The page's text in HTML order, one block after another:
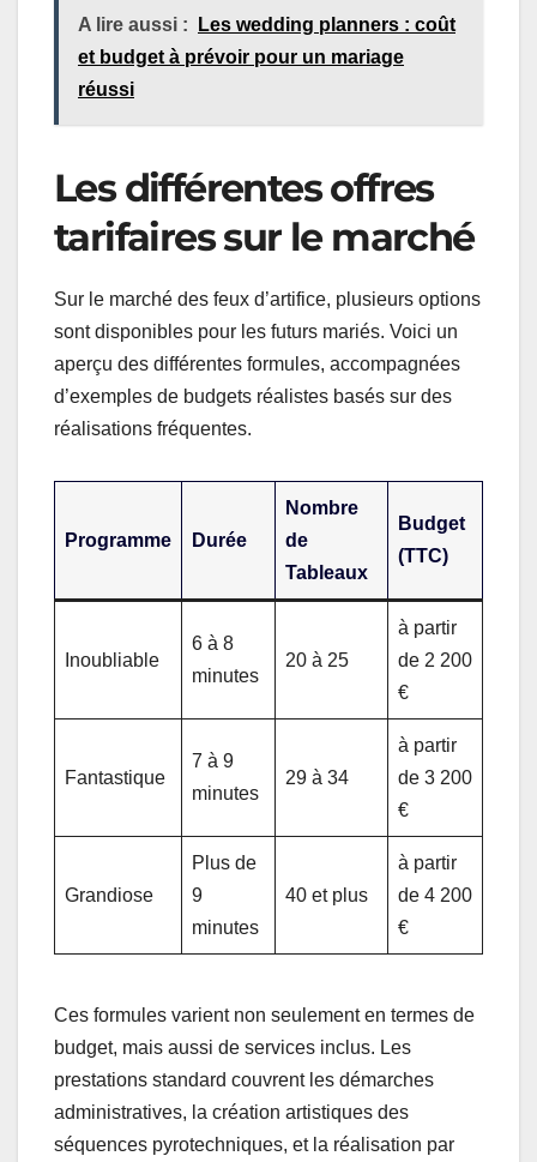
A lire aussi :
Les wedding planners : coût
et budget à prévoir pour un mariage
réussi
Les différentes offres
tarifaires sur le marché
Sur le marché des feux d’artifice, plusieurs options
sont disponibles pour les futurs mariés. Voici un
aperçu des différentes formules, accompagnées
d’exemples de budgets réalistes basés sur des
réalisations fréquentes.
Programme Durée
Nombre
de
Tableaux
Budget
(TTC)
Inoubliable
6 à 8
minutes
20 à 25
à partir
de 2 200
€
Fantastique
7 à 9
minutes
29 à 34
à partir
de 3 200
€
Grandiose
Plus de
9
minutes
40 et plus
à partir
de 4 200
€
Ces formules varient non seulement en termes de
budget, mais aussi de services inclus. Les
prestations standard couvrent les démarches
administratives, la création artistiques des
séquences pyrotechniques, et la réalisation par